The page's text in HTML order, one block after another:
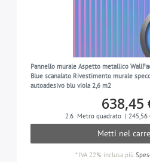
Pannello murale Aspetto metallico
Blue scanalato Rivestimento murale
autoadesivo blu viola 2,6 m2
638,45
2.6 Metro quadrato |
Metti nel
* IVA 22% inclusapiù